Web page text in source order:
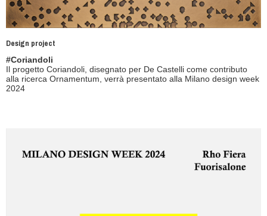
Design project
#Coriandoli
Il progetto Coriandoli, disegnato per De Castelli come contributo
alla ricerca Ornamentum, verrà presentato alla Milano design week
2024